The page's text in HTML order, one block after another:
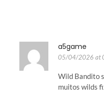
a5game
05/04/2026 at
Wild Bandito
muitos wilds